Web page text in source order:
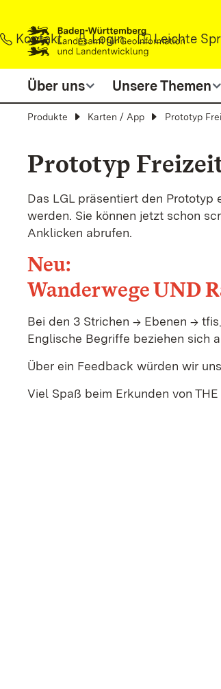
Kontakt Login Leichte
Über uns Unsere Themen
Produkte Karten / App Prototyp
Prototyp
Das LGL präsentiert den
werden. Sie können jetzt schon
Anklicken abrufen.
Neu:
Wanderwege UND
Bei den 3 Strichen -> Ebenen ->
Englische Begriffe beziehen sich
Über ein Feedback würden wir
Viel Spaß beim Erkunden von